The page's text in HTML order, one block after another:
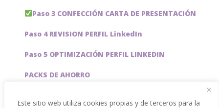
Este sitio web utiliza cookies propias y de terceros para la
Paso 3 CONFECCIÓN CARTA DE PRESENTACIÓN
Paso 4 REVISION PERFIL LinkedIn
Paso 5 OPTIMIZACIÓN PERFIL LINKEDIN
PACKS DE AHORRO